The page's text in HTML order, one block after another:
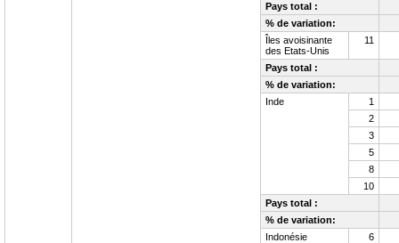
Pays total :
% de variation:
Îles avoisinante
des Etats-Unis
11
Pays total :
% de variation:
Inde
1
2
3
5
8
10
Pays total :
% de variation:
Indonésie
6